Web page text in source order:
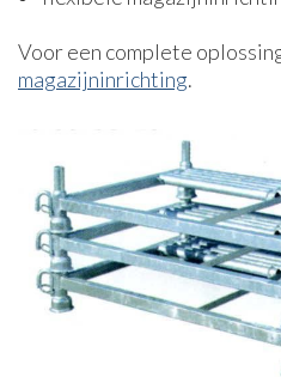
Voor een complete
magazijninrichting.